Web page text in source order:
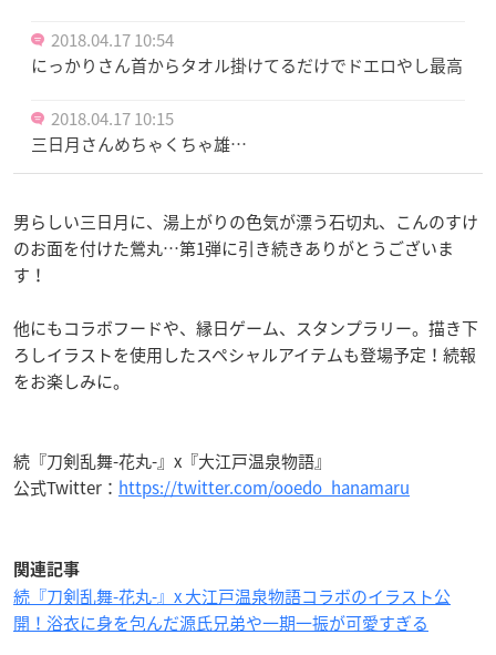
2018.04.17 10:54
にっかりさん首からタオル掛けてるだけでドエロやし最高
2018.04.17 10:15
三日月さんめちゃくちゃ雄…
男らしい三日月に、湯上がりの色気が漂う石切丸、こんのすけ
のお面を付けた鶯丸…第1弾に引き続きありがとうございま
す！
他にもコラボフードや、縁日ゲーム、スタンプラリー。描き下
ろしイラストを使用したスペシャルアイテムも登場予定！続報
をお楽しみに。
続『刀剣乱舞-花丸-』x『大江戸温泉物語』
公式Twitter： https://twitter.com/ooedo_hanamaru
関連記事
続『刀剣乱舞-花丸-』x 大江戸温泉物語コラボのイラスト公
開！浴衣に身を包んだ源氏兄弟や一期一振が可愛すぎる